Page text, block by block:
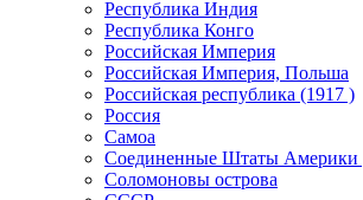
Республика Индия
Республика Конго
Российская Империя
Российская Империя, Польша
Российская республика (1917 )
Россия
Самоа
Соединенные Штаты
Соломоновы острова